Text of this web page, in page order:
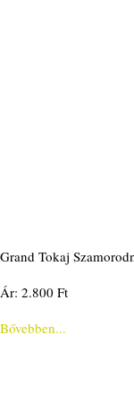
Grand Tokaj
Ár: 2.800 Ft
Bővebben...